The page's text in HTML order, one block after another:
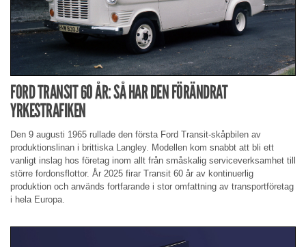
FORD TRANSIT 60 ÅR: SÅ HAR DEN FÖRÄNDRAT
YRKESTRAFIKEN
Den 9 augusti 1965 rullade den första Ford Transit-skåpbilen av
produktionslinan i brittiska Langley. Modellen kom snabbt att bli ett
vanligt inslag hos företag inom allt från småskalig serviceverksamhet till
större fordonsflottor. År 2025 firar Transit 60 år av kontinuerlig
produktion och används fortfarande i stor omfattning av transportföretag
i hela Europa.